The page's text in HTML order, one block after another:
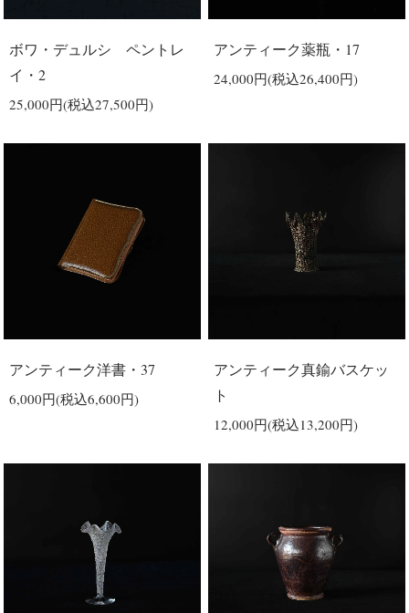
ボワ・デュルシ ペントレ
イ・2
25,000円(税込27,500円)
アンティーク薬瓶・17
24,000円(税込26,400円)
アンティーク洋書・37
6,000円(税込6,600円)
アンティーク真鍮バスケッ
ト
12,000円(税込13,200円)